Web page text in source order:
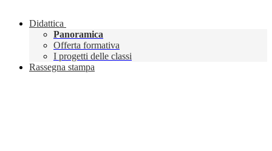
Didattica
Panoramica
Offerta formativa
I progetti delle classi
Rassegna stampa